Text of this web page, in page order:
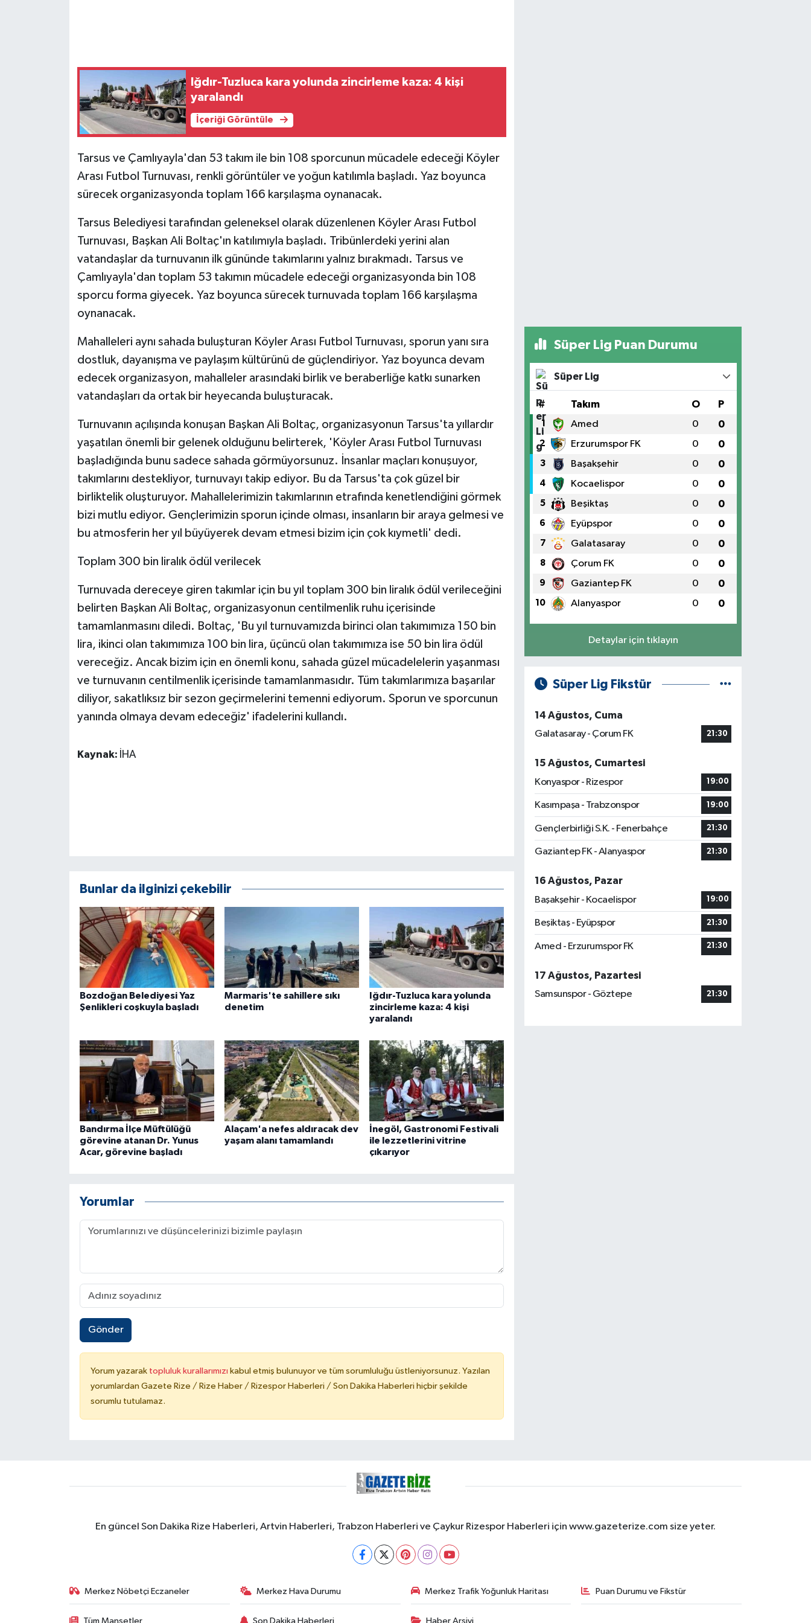
Iğdır-Tuzluca kara yolunda zincirleme kaza: 4 kişi
yaralandı
İçeriği Görüntüle
Tarsus ve Çamlıyayla'dan 53 takım ile bin 108 sporcunun mücadele edeceği Köyler
Arası Futbol Turnuvası, renkli görüntüler ve yoğun katılımla başladı. Yaz boyunca
sürecek organizasyonda toplam 166 karşılaşma oynanacak.
Tarsus Belediyesi tarafından geleneksel olarak düzenlenen Köyler Arası Futbol
Turnuvası, Başkan Ali Boltaç'ın katılımıyla başladı. Tribünlerdeki yerini alan
vatandaşlar da turnuvanın ilk gününde takımlarını yalnız bırakmadı. Tarsus ve
Çamlıyayla'dan toplam 53 takımın mücadele edeceği organizasyonda bin 108
sporcu forma giyecek. Yaz boyunca sürecek turnuvada toplam 166 karşılaşma
oynanacak.
Mahalleleri aynı sahada buluşturan Köyler Arası Futbol Turnuvası, sporun yanı sıra
dostluk, dayanışma ve paylaşım kültürünü de güçlendiriyor. Yaz boyunca devam
edecek organizasyon, mahalleler arasındaki birlik ve beraberliğe katkı sunarken
vatandaşları da ortak bir heyecanda buluşturacak.
Turnuvanın açılışında konuşan Başkan Ali Boltaç, organizasyonun Tarsus'ta yıllardır
yaşatılan önemli bir gelenek olduğunu belirterek, 'Köyler Arası Futbol Turnuvası
başladığında bunu sadece sahada görmüyorsunuz. İnsanlar maçları konuşuyor,
takımlarını destekliyor, turnuvayı takip ediyor. Bu da Tarsus'ta çok güzel bir
birliktelik oluşturuyor. Mahallelerimizin takımlarının etrafında kenetlendiğini görmek
bizi mutlu ediyor. Gençlerimizin sporun içinde olması, insanların bir araya gelmesi ve
bu atmosferin her yıl büyüyerek devam etmesi bizim için çok kıymetli' dedi.
Toplam 300 bin liralık ödül verilecek
Turnuvada dereceye giren takımlar için bu yıl toplam 300 bin liralık ödül verileceğini
belirten Başkan Ali Boltaç, organizasyonun centilmenlik ruhu içerisinde
tamamlanmasını diledi. Boltaç, 'Bu yıl turnuvamızda birinci olan takımımıza 150 bin
lira, ikinci olan takımımıza 100 bin lira, üçüncü olan takımımıza ise 50 bin lira ödül
vereceğiz. Ancak bizim için en önemli konu, sahada güzel mücadelelerin yaşanması
ve turnuvanın centilmenlik içerisinde tamamlanmasıdır. Tüm takımlarımıza başarılar
diliyor, sakatlıksız bir sezon geçirmelerini temenni ediyorum. Sporun ve sporcunun
yanında olmaya devam edeceğiz' ifadelerini kullandı.
Kaynak: İHA
Bunlar da ilginizi çekebilir
Bozdoğan Belediyesi Yaz
Şenlikleri coşkuyla başladı
Marmaris'te sahillere sıkı
denetim
Iğdır-Tuzluca kara yolunda
zincirleme kaza: 4 kişi
yaralandı
Bandırma İlçe Müftülüğü
görevine atanan Dr. Yunus
Acar, görevine başladı
Alaçam'a nefes aldıracak dev
yaşam alanı tamamlandı
İnegöl, Gastronomi Festivali
ile lezzetlerini vitrine
çıkarıyor
Yorumlar
Gönder
Yorum yazarak topluluk kurallarımızı kabul etmiş bulunuyor ve tüm sorumluluğu üstleniyorsunuz. Yazılan
yorumlardan Gazete Rize / Rize Haber / Rizespor Haberleri / Son Dakika Haberleri hiçbir şekilde
sorumlu tutulamaz.
Süper Lig Puan Durumu
Süper Lig
# Takım O P
1 Amed 0 0
2 Erzurumspor FK 0 0
3 Başakşehir 0 0
4 Kocaelispor 0 0
5 Beşiktaş 0 0
6 Eyüpspor 0 0
7 Galatasaray 0 0
8 Çorum FK 0 0
9 Gaziantep FK 0 0
10 Alanyaspor 0 0
Detaylar için tıklayın
Süper Lig Fikstür
14 Ağustos, Cuma
Galatasaray - Çorum FK
21:30
15 Ağustos, Cumartesi
Konyaspor - Rizespor
19:00
Kasımpaşa - Trabzonspor 19:00
Gençlerbirliği S.K. - Fenerbahçe 21:30
Gaziantep FK - Alanyaspor 21:30
16 Ağustos, Pazar
Başakşehir - Kocaelispor
19:00
Beşiktaş - Eyüpspor 21:30
Amed - Erzurumspor FK 21:30
17 Ağustos, Pazartesi
Samsunspor - Göztepe
21:30
En güncel Son Dakika Rize Haberleri, Artvin Haberleri, Trabzon Haberleri ve Çaykur Rizespor Haberleri için www.gazeterize.com size yeter.
Merkez Nöbetçi Eczaneler Merkez Hava Durumu Merkez Trafik Yoğunluk Haritası Puan Durumu ve Fikstür
Tüm Manşetler Son Dakika Haberleri Haber Arşivi
HABERDE İNSAN
İş Dünyası
KÜLTÜR SANAT
Otomobil
POLİTİKA
SPOR HABERLERİ
TEKNOLOJİ
Yerel Haberler